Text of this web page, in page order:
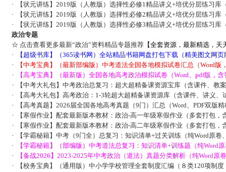
·
【状元讲练】2019版（人教版）选择性必修1精品讲义+培优分层练习库
·
【状元讲练】2019版（人教版）选择性必修2精品讲义+培优分层练习库
·
【状元讲练】2019版（人教版）选择性必修3精品讲义+培优分层练习库
政治专题
☆ 点击查看更多最新“政治”资料精品专题推荐【全套资源，最新精选，天
·
【超级书库】（365读书网）全站精品书籍网盘打包下载（精美图文网
·
【中考宝典】（最新部编版）中考道法全国各地模拟试卷汇总（Word版
·
【高考宝典】（最新版）全国各地高考政治模拟试卷（Word、pdf版，含
·
【中考大礼包】中考政治总复习：超大超精备课资源宝库（含课件、教
·
【高考大礼包】高考政治：1-3轮超大超精备课资源库（含课件、讲义、
·
【高考真题】2026届全国各地高考真题（9门）汇总（Word、PDF双版
·
【寒假作业】配套最新版本教材：政治-高一年级寒假作业（多套打包，
·
【寒假作业】配套最新版本教材：政治-高二年级寒假作业（多套打包，
·
【学霸秘籍】中考（9门全）总复习：知识清单+过关训练（纯Word原卷
·
【学霸秘籍】（部编版）中考道法总复习：知识清单+训练题（纯Word
·
【备战2026】2023-2025年中考政治（道法）真题分类解析（纯Word原
·
【校务宝典】（通用版）中小学学校管理全套制度汇编（８类120项制度